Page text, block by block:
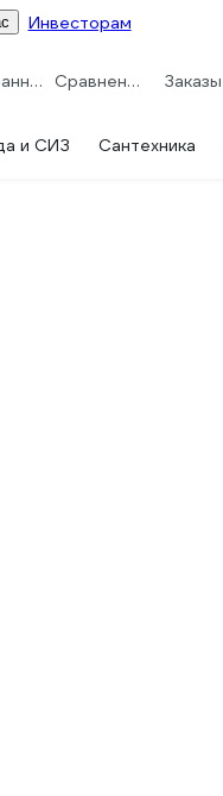
Инвесторам
Избранное Сравнение Заказы
и СИЗ Сантехника